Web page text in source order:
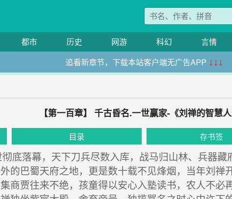
都市 历史 网游 科幻 言情
追看新章节，下载本站客户端无广告APP ↓↓↓
【第一百章】 千古昏名.一世赢家-《刘禅的智慧人
目录 存书签
底落幕，天下刀兵尽数入库，战马归山林、兵器藏
的巴蜀天府之地，更是数十载不见烽烟，当年刘禅
商贾往来不绝，孩童得以安心入塾读书，农人不必